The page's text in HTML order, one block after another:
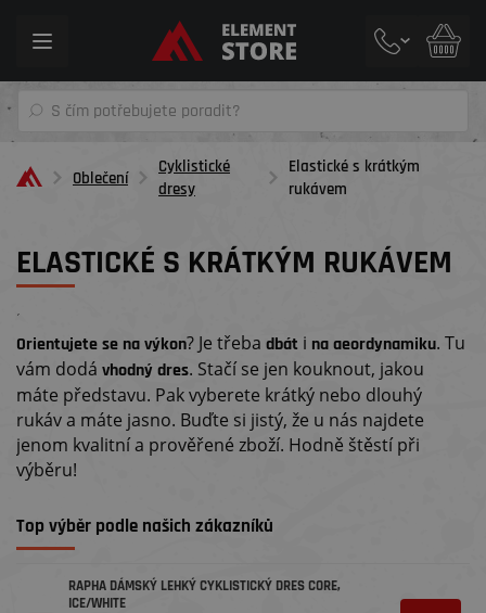
Toggle
Oblečení
Cyklistické
dresy
Elastické s krátkým
rukávem
ELASTICKÉ S KRÁTKÝM RUKÁVEM
´
Orientujete se na výkon? Je třeba dbát i na aeordynamiku. Tu
vám dodá vhodný dres. Stačí se jen kouknout, jakou
máte představu. Pak vyberete krátký nebo dlouhý
rukáv a máte jasno. Buďte si jistý, že u nás najdete
jenom kvalitní a prověřené zboží. Hodně štěstí při
výběru!
Top výběr podle našich zákazníků
RAPHA DÁMSKÝ LEHKÝ CYKLISTICKÝ DRES CORE,
ICE/WHITE